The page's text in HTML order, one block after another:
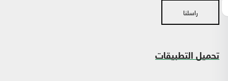
راسلنا
تحميل التطبيقات